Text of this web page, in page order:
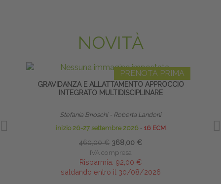
NOVITÀ
PRENOTA PRIMA
GRAVIDANZA E ALLATTAMENTO APPROCCIO
INTEGRATO MULTIDISCIPLINARE
Stefania Brioschi - Roberta Landoni
inizio 26-27 settembre 2026 ∙ 16 ECM
460,00 € 368,00 €
IVA compresa
Risparmia: 92,00 €
saldando entro il 30/08/2026